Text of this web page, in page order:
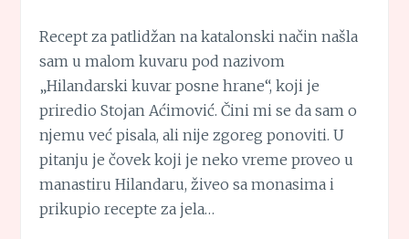
Recept za patlidžan na katalonski način našla
sam u malom kuvaru pod nazivom
„Hilandarski kuvar posne hrane“, koji je
priredio Stojan Aćimović. Čini mi se da sam o
njemu već pisala, ali nije zgoreg ponoviti. U
pitanju je čovek koji je neko vreme proveo u
manastiru Hilandaru, živeo sa monasima i
prikupio recepte za jela…